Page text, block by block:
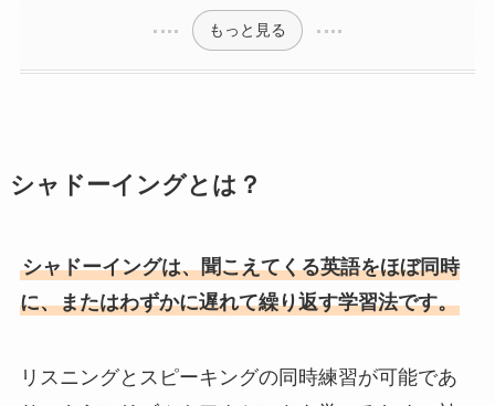
もっと見る
シャドーイングとは？
シャドーイングは、聞こえてくる英語をほぼ同時
に、またはわずかに遅れて繰り返す学習法です。
リスニングとスピーキングの同時練習が可能であ